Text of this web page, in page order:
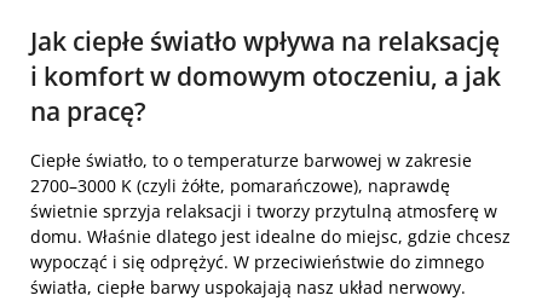
Jak ciepłe światło wpływa na relaksację
i komfort w domowym otoczeniu, a jak
na pracę?
Ciepłe światło, to o temperaturze barwowej w zakresie
2700–3000 K (czyli żółte, pomarańczowe), naprawdę
świetnie sprzyja relaksacji i tworzy przytulną atmosferę w
domu. Właśnie dlatego jest idealne do miejsc, gdzie chcesz
wypocząć i się odprężyć. W przeciwieństwie do zimnego
światła, ciepłe barwy uspokajają nasz układ nerwowy.